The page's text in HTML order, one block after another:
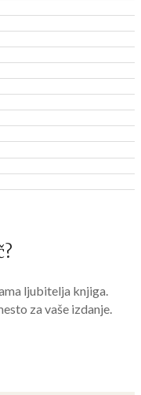
ljubitelja knjiga.
za vaše izdanje.